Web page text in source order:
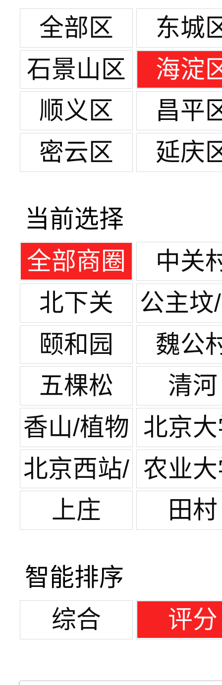
全部区
东城
石景山区
海淀
顺义区
昌平
密云区
延庆
当前选择
全部商圈
中关
北下关
公主坟
寿路
颐和园
魏公
五棵松
清河
香山/植物
园
北京
北京西站/
军博
农业
西区
上庄 田村
智能排序
综合
评分